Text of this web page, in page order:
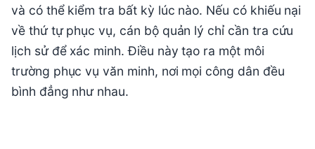
và có thể kiểm tra bất kỳ lúc nào. Nếu có khiếu nại
về thứ tự phục vụ, cán bộ quản lý chỉ cần tra cứu
lịch sử để xác minh. Điều này tạo ra một môi
trường phục vụ văn minh, nơi mọi công dân đều
bình đẳng như nhau.